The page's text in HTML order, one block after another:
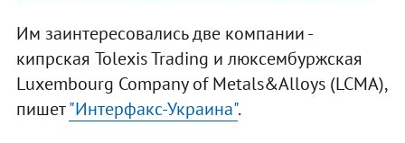
Им заинтересовались две компании -
кипрская Tolexis Trading и люксембуржская
Luxembourg Company of Metals&Alloys (LCMA),
пишет"Интерфакс-Украина".